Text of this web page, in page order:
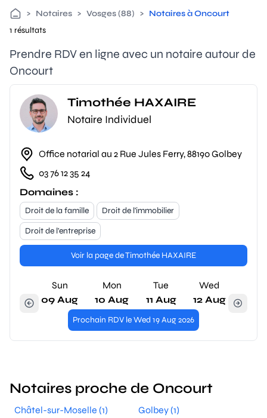
> Notaires > Vosges (88) > Notaires à Oncourt
1 résultats
Prendre RDV en ligne avec un notaire autour de
Oncourt
Timothée HAXAIRE
Notaire Individuel
Office notarial au 2 Rue Jules Ferry, 88190 Golbey
03 76 12 35 24
Domaines :
Droit de la famille
Droit de l'immobilier
Droit de l'entreprise
Voir la page de Timothée HAXAIRE
Sun
09 Aug
Mon
10 Aug
Tue
11 Aug
Wed
12 Aug
Prochain RDV le Wed 19 Aug 2026
Notaires proche de Oncourt
Châtel-sur-Moselle (1)
Golbey (1)